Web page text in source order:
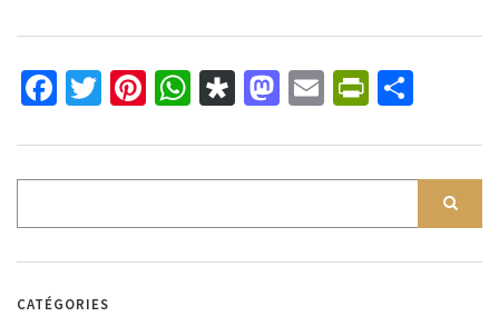
Facebook
Twitter
Pinterest
WhatsApp
Diaspora
Mastodon
Email
CATÉGORIES